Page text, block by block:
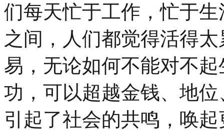
们每天忙于工作，忙于
之间，人们都觉得活得
易，无论如何不能对不
功，可以超越金钱、地
引起了社会的共鸣，唤